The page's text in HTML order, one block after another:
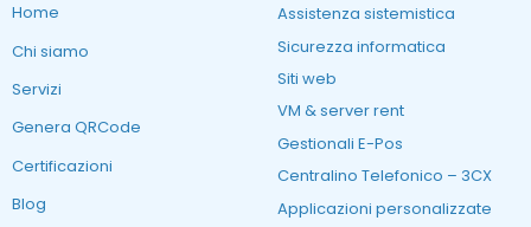
Home
Chi siamo
Servizi
Genera QRCode
Certificazioni
Blog
Assistenza sistemistica
Sicurezza informatica
Siti web
VM & server rent
Gestionali E-Pos
Centralino Telefonico – 3CX
Applicazioni personalizzate